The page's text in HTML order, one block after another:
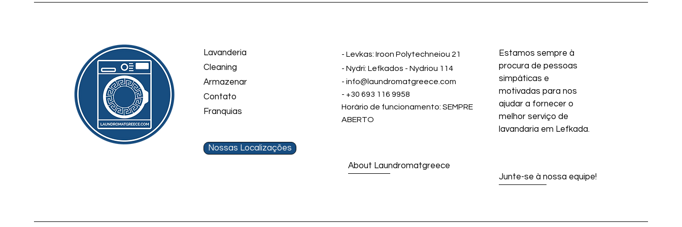
Lavanderia
Cleaning
Armazenar
Contato
Franquias
Nossas Localizações
- Levkas: Iroon Polytechneiou 21
- Nydri: Lefkados - Nydriou 114
- info@laundromatgreece.com
- +30 693 116 9958
Horário de funcionamento: SEMPRE
ABERTO
About Laundromatgreece
Estamos sempre à
procura de pessoas
simpáticas e
motivadas para nos
ajudar a fornecer o
melhor serviço de
lavandaria em Lefkada.
Junte-se à nossa equipe!